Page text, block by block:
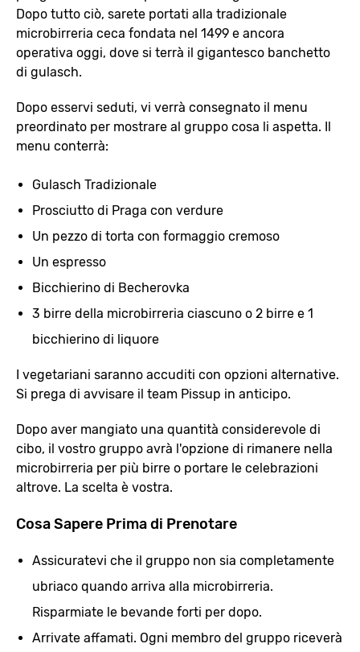
Dopo tutto ciò, sarete portati alla tradizionale
microbirreria ceca fondata nel 1499 e ancora
operativa oggi, dove si terrà il gigantesco banchetto
di gulasch.
Dopo esservi seduti, vi verrà consegnato il menu
preordinato per mostrare al gruppo cosa li aspetta. Il
menu conterrà:
Gulasch Tradizionale
Prosciutto di Praga con verdure
Un pezzo di torta con formaggio cremoso
Un espresso
Bicchierino di Becherovka
3 birre della microbirreria ciascuno o 2 birre e 1
bicchierino di liquore
I vegetariani saranno accuditi con opzioni alternative.
Si prega di avvisare il team Pissup in anticipo.
Dopo aver mangiato una quantità considerevole di
cibo, il vostro gruppo avrà l'opzione di rimanere nella
microbirreria per più birre o portare le celebrazioni
altrove. La scelta è vostra.
Cosa Sapere Prima di Prenotare
Assicuratevi che il gruppo non sia completamente
ubriaco quando arriva alla microbirreria.
Risparmiate le bevande forti per dopo.
Arrivate affamati. Ogni membro del gruppo riceverà